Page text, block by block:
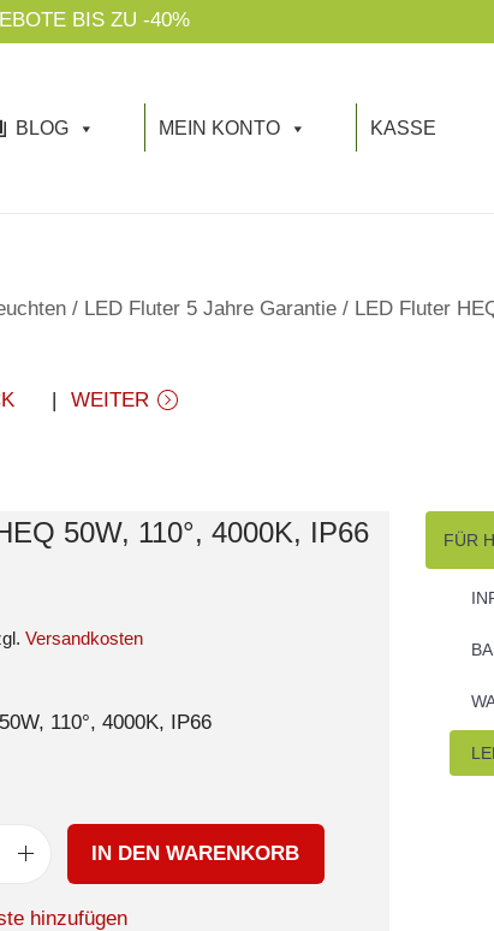
BIS ZU -40%
BLOG MEIN KONTO KASSE
/ LED Fluter 5 Jahre Garantie / LED Fluter
WEITER
50W, 110°, 4000K, IP66
Versandkosten
110°, 4000K, IP66
IN DEN WARENKORB
hinzufügen
FÜR